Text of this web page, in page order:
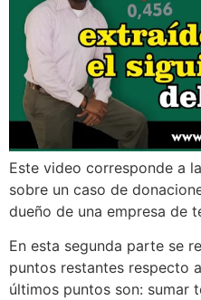
Este video corresponde a
sobre un caso de
dueño de una empresa de
En esta segunda parte se
puntos restantes respecto
últimos puntos son: sumar